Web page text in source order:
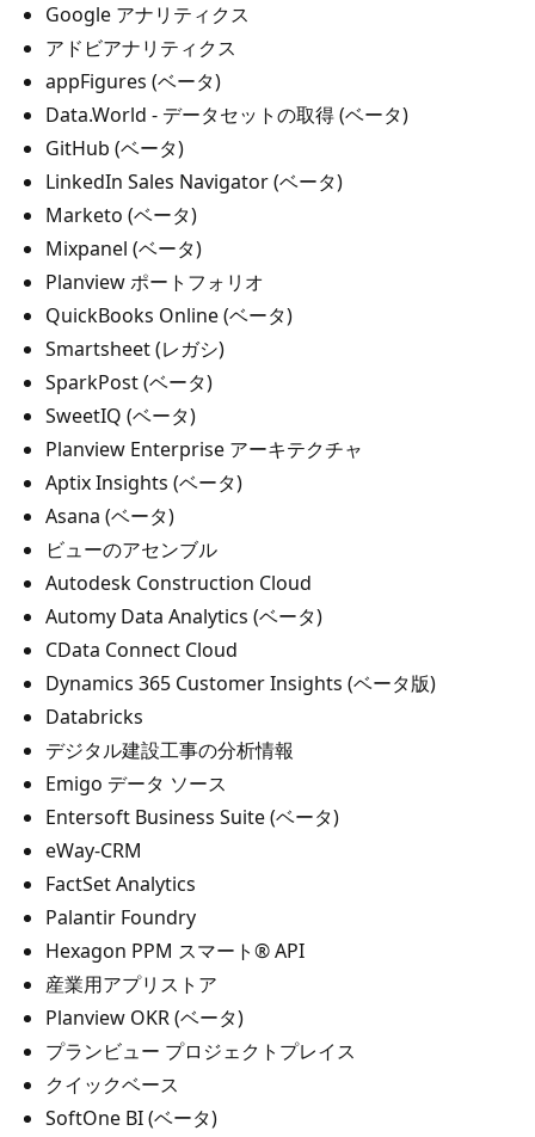
Google アナリティクス
アドビアナリティクス
appFigures (ベータ)
Data.World - データセットの取得 (ベータ)
GitHub (ベータ)
LinkedIn Sales Navigator (ベータ)
Marketo (ベータ)
Mixpanel (ベータ)
Planview ポートフォリオ
QuickBooks Online (ベータ)
Smartsheet (レガシ)
SparkPost (ベータ)
SweetIQ (ベータ)
Planview Enterprise アーキテクチャ
Aptix Insights (ベータ)
Asana (ベータ)
ビューのアセンブル
Autodesk Construction Cloud
Automy Data Analytics (ベータ)
CData Connect Cloud
Dynamics 365 Customer Insights (ベータ版)
Databricks
デジタル建設工事の分析情報
Emigo データ ソース
Entersoft Business Suite (ベータ)
eWay-CRM
FactSet Analytics
Palantir Foundry
Hexagon PPM スマート® API
産業用アプリストア
Planview OKR (ベータ)
プランビュー プロジェクトプレイス
クイックベース
SoftOne BI (ベータ)